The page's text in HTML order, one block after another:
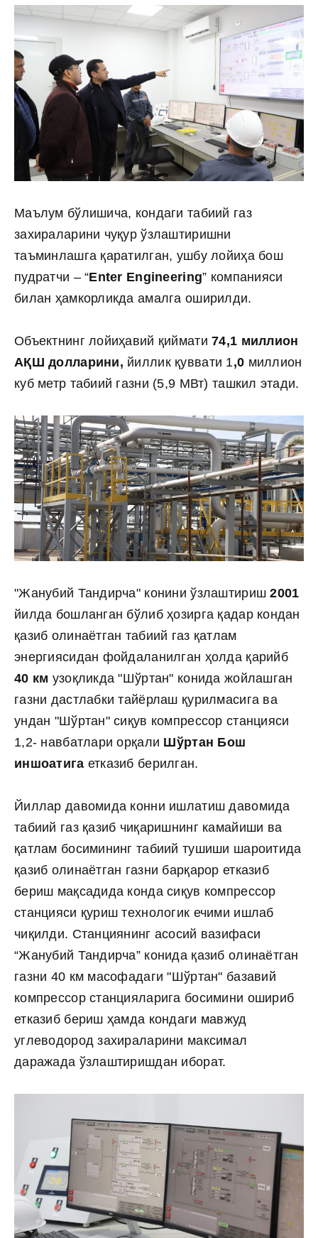
Маълум бўлишича, кондаги табиий газ
захираларини чуқур ўзлаштиришни
таъминлашга қаратилган, ушбу лойиҳа бош
пудратчи – “Enter Engineering” компанияси
билан ҳамкорликда амалга оширилди.
Объектнинг лойиҳавий қиймати74,1 миллион
АҚШ долларини, йиллик қуввати 1,0 миллион
куб метр табиий газни (5,9 МВт) ташкил этади.
"Жанубий Тандирча" конини ўзлаштириш2001
йилда бошланган бўлиб ҳозирга қадар кондан
қазиб олинаётган табиий газ қатлам
энергиясидан фойдаланилган ҳолда қарийб
40 км узоқликда "Шўртан" конида жойлашган
газни дастлабки тайёрлаш қурилмасига ва
ундан "Шўртан" сиқув компрессор станцияси
1,2- навбатлари орқали Шўртан Бош
иншоатига етказиб берилган.
Йиллар давомида конни ишлатиш давомида
табиий газ қазиб чиқаришнинг камайиши ва
қатлам босимининг табиий тушиши шароитида
қазиб олинаётган газни барқарор етказиб
бериш мақсадида конда сиқув компрессор
станцияси қуриш технологик ечими ишлаб
чиқилди. Станциянинг асосий вазифаси
“Жанубий Тандирча” конида қазиб олинаётган
газни 40 км масофадаги "Шўртан" базавий
компрессор станцияларига босимини ошириб
етказиб бериш ҳамда кондаги мавжуд
углеводород захираларини максимал
даражада ўзлаштиришдан иборат.